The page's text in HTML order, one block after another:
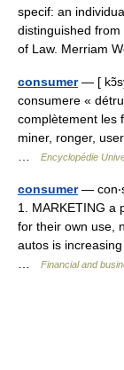
specif: an
distinguished from
of Law. Merriam
consumer— [
consumere «
complètement les
miner, ronger,
Encyclopédie
consumer—
1. MARKETING a
for their own use,
autos is
Financial and